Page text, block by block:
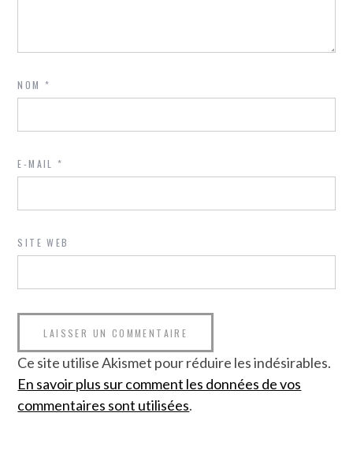
NOM*
E-MAIL*
SITE WEB
Ce site utilise Akismet pour réduire les indésirables.
En savoir plus sur comment les données de vos
commentaires sont utilisées.